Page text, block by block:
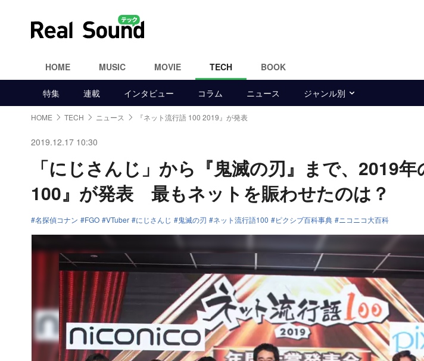
HOME MUSIC MOVIE TECH BOOK
特集 連載 インタビュー コラム ニュース ジャンル別
HOME TECH ニュース 『ネット流行語 100 2019』が発表
2019.12.17 10:30
「にじさんじ」から『鬼滅の刃』まで、2019
100』が発表 最もネットを賑わせたのは？
名探偵コナン FGO VTuber にじさんじ 鬼滅の刃 ネット流行語100 ピクシブ百科事典 ニコニコ大百科